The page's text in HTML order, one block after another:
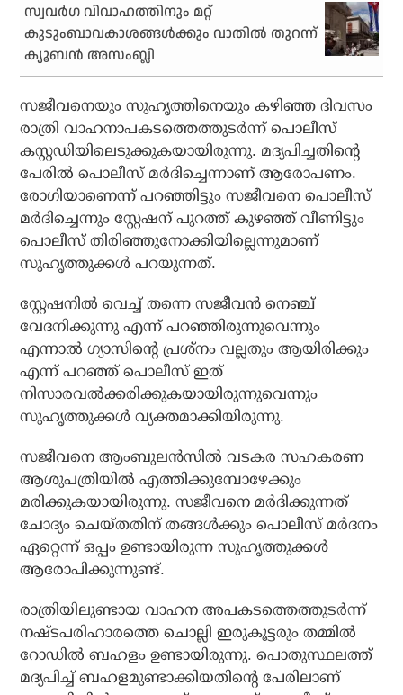
സ്വവര്‍ഗ വിവാഹത്തിനും മറ്റ്
കുടുംബാവകാശങ്ങള്‍ക്കും വാതില്‍ തുറന്ന്
ക്യൂബന്‍ അസംബ്ലി
സജീവനെയും സുഹൃത്തിനെയും കഴിഞ്ഞ ദിവസം
രാത്രി വാഹനാപകടത്തെത്തുടര്‍ന്ന് പൊലീസ്
കസ്റ്റഡിയിലെടുക്കുകയായിരുന്നു. മദ്യപിച്ചതിന്റെ
പേരില്‍ പൊലീസ് മര്‍ദിച്ചെന്നാണ് ആരോപണം.
രോഗിയാണെന്ന് പറഞ്ഞിട്ടും സജീവനെ പൊലീസ്
മര്‍ദിച്ചെന്നും സ്റ്റേഷന് പുറത്ത് കുഴഞ്ഞ് വീണിട്ടും
പൊലീസ് തിരിഞ്ഞുനോക്കിയില്ലെന്നുമാണ്
സുഹൃത്തുക്കള്‍ പറയുന്നത്.
സ്റ്റേഷനില്‍ വെച്ച് തന്നെ സജീവന്‍ നെഞ്ച്
വേദനിക്കുന്നു എന്ന് പറഞ്ഞിരുന്നുവെന്നും
എന്നാല്‍ ഗ്യാസിന്റെ പ്രശ്നം വല്ലതും ആയിരിക്കും
എന്ന് പറഞ്ഞ് പൊലീസ് ഇത്
നിസാരവല്‍ക്കരിക്കുകയായിരുന്നുവെന്നും
സുഹൃത്തുക്കള്‍ വ്യക്തമാക്കിയിരുന്നു.
സജീവനെ ആംബുലന്‍സില്‍ വടകര സഹകരണ
ആശുപത്രിയില്‍ എത്തിക്കുമ്പോഴേക്കും
മരിക്കുകയായിരുന്നു. സജീവനെ മര്‍ദിക്കുന്നത്
ചോദ്യം ചെയ്തതിന് തങ്ങള്‍ക്കും പൊലീസ് മര്‍ദനം
ഏറ്റെന്ന് ഒപ്പം ഉണ്ടായിരുന്ന സുഹൃത്തുക്കള്‍
ആരോപിക്കുന്നുണ്ട്.
രാത്രിയിലുണ്ടായ വാഹന അപകടത്തെത്തുടര്‍ന്ന്
നഷ്ടപരിഹാരത്തെ ചൊല്ലി ഇരുകൂട്ടരും തമ്മില്‍
റോഡില്‍ ബഹളം ഉണ്ടായിരുന്നു. പൊതുസ്ഥലത്ത്
മദ്യപിച്ച് ബഹളമുണ്ടാക്കിയതിന്റെ പേരിലാണ്